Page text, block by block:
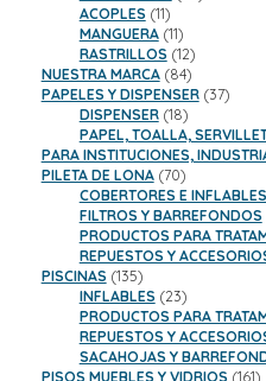
ACOPLES 1111
productos
MANGUERA 1111
productos
RASTRILLOS 1212
productos
NUESTRA MARCA 8484
productos
PAPELES Y DISPENSER 3737
DISPENSER 1818
productos
PAPEL, TOALLA,
PARA INSTITUCIONES,
PILETA DE LONA 7070
productos
COBERTORES E INFLABLES
FILTROS Y BARREFONDOS
PRODUCTOS PARA
REPUESTOS Y
PISCINAS 135135
productos
INFLABLES 2323
productos
PRODUCTOS PARA
REPUESTOS Y
SACAHOJAS Y
PISOS MUEBLES Y VIDRIOS 161161